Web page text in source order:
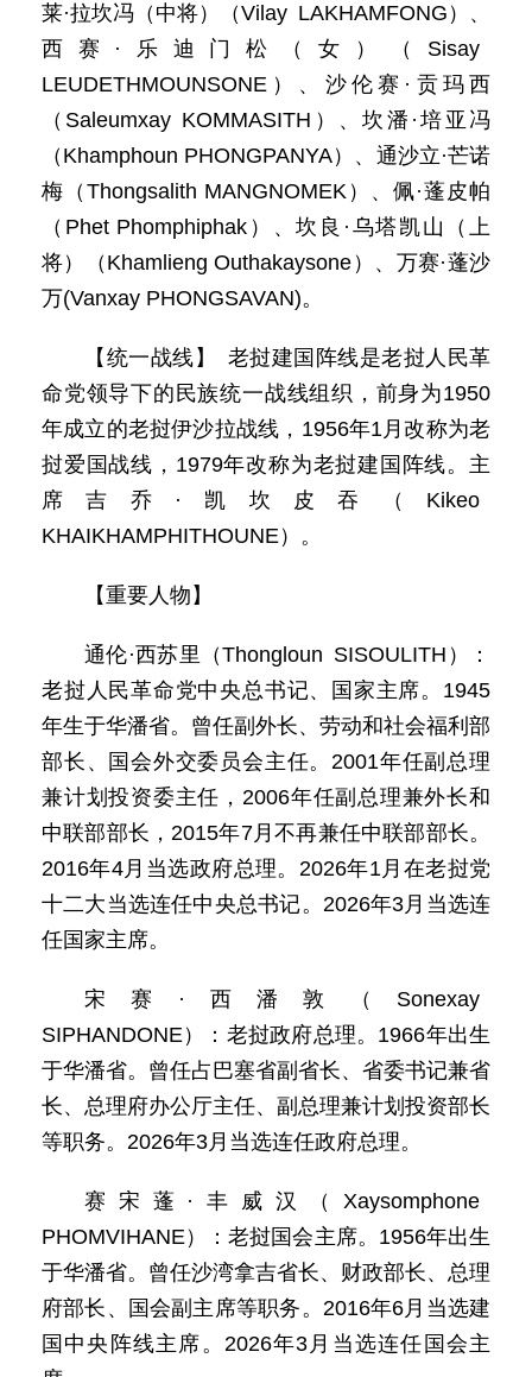
莱·拉坎冯（中将）（Vilay LAKHAMFONG）、
西赛·乐迪门松（女）（Sisay
LEUDETHMOUNSONE）、沙伦赛·贡玛西
（Saleumxay KOMMASITH）、坎潘·培亚冯
（Khamphoun PHONGPANYA）、通沙立·芒诺
梅（Thongsalith MANGNOMEK）、佩·蓬皮帕
（Phet Phomphiphak）、坎良·乌塔凯山（上
将）（Khamlieng Outhakaysone）、万赛·蓬沙
万(Vanxay PHONGSAVAN)。
【统一战线】 老挝建国阵线是老挝人民革
命党领导下的民族统一战线组织，前身为1950
年成立的老挝伊沙拉战线，1956年1月改称为老
挝爱国战线，1979年改称为老挝建国阵线。主
席吉乔·凯坎皮吞（Kikeo
KHAIKHAMPHITHOUNE）。
【重要人物】
通伦·西苏里（Thongloun SISOULITH）：
老挝人民革命党中央总书记、国家主席。1945
年生于华潘省。曾任副外长、劳动和社会福利部
部长、国会外交委员会主任。2001年任副总理
兼计划投资委主任，2006年任副总理兼外长和
中联部部长，2015年7月不再兼任中联部部长。
2016年4月当选政府总理。2026年1月在老挝党
十二大当选连任中央总书记。2026年3月当选连
任国家主席。
宋赛·西潘敦（Sonexay
SIPHANDONE）：老挝政府总理。1966年出生
于华潘省。曾任占巴塞省副省长、省委书记兼省
长、总理府办公厅主任、副总理兼计划投资部长
等职务。2026年3月当选连任政府总理。
赛宋蓬·丰威汉（Xaysomphone
PHOMVIHANE）：老挝国会主席。1956年出生
于华潘省。曾任沙湾拿吉省长、财政部长、总理
府部长、国会副主席等职务。2016年6月当选建
国中央阵线主席。2026年3月当选连任国会主